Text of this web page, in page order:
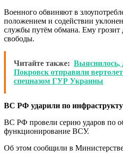
Военного обвиняют в
положением и содействии
службы путём обмана. Ему грозит
свободы.
Читайте также: Выяснилось,
Покровск отправили
спецназом ГУР Украины
ВС РФ ударили по
ВС РФ провели серию ударов по
функционирование ВСУ.
Об этом сообщили в